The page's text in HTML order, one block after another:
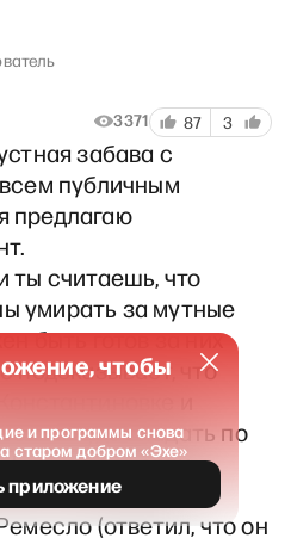
3371 87 3
забава с
публичным
предлагаю
ты считаешь, что
умирать за мутные
быть готов за них
подсказывает, что
и
будет падать по
и смерти.
– Медведеву и
(ответил, что он
чтобы
и программы снова
старом добром «Эхе»
приложение